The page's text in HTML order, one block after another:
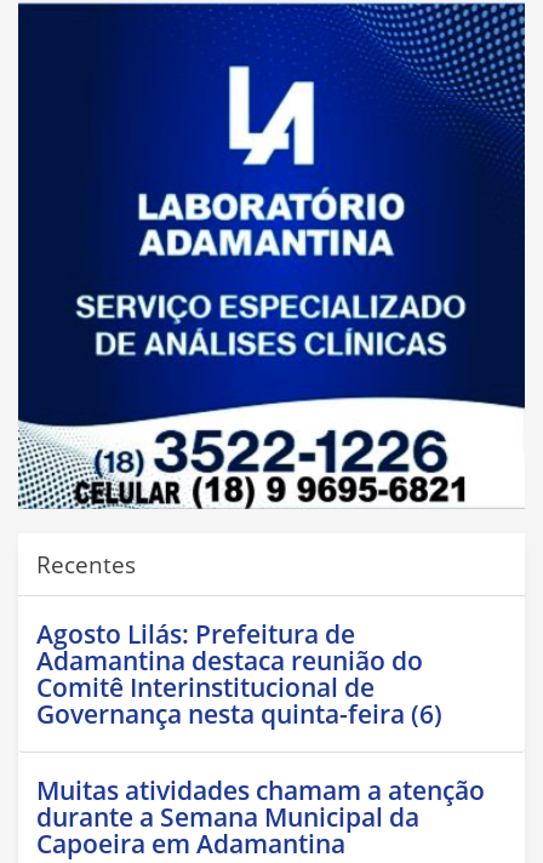
Recentes
Agosto Lilás: Prefeitura de
Adamantina destaca reunião do
Comitê Interinstitucional de
Governança nesta quinta-feira (6)
Muitas atividades chamam a atenção
durante a Semana Municipal da
Capoeira em Adamantina